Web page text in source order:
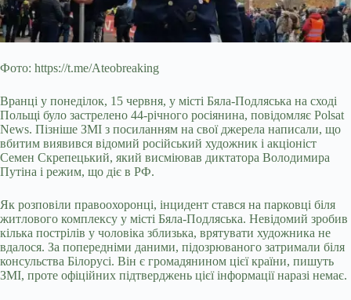
Фото: https://t.me/Ateobreaking
Вранці у понеділок, 15 червня, у місті Бяла-Подляська на сході
Польщі було застрелено 44-річного росіянина, повідомляє Polsat
News. Пізніше ЗМІ з посиланням на свої джерела написали, що
вбитим виявився відомий російський художник і акціоніст
Семен Скрепецький, який висміював диктатора Володимира
Путіна і режим, що діє в РФ.
Як розповіли правоохоронці, інцидент стався на парковці біля
житлового комплексу у місті Бяла-Подляська. Невідомий зробив
кілька пострілів у чоловіка зблизька, врятувати художника не
вдалося. За попередніми даними, підозрюваного затримали біля
консульства Білорусі. Він є громадянином цієї країни, пишуть
ЗМІ, проте офіційних підтверджень цієї інформації наразі немає.